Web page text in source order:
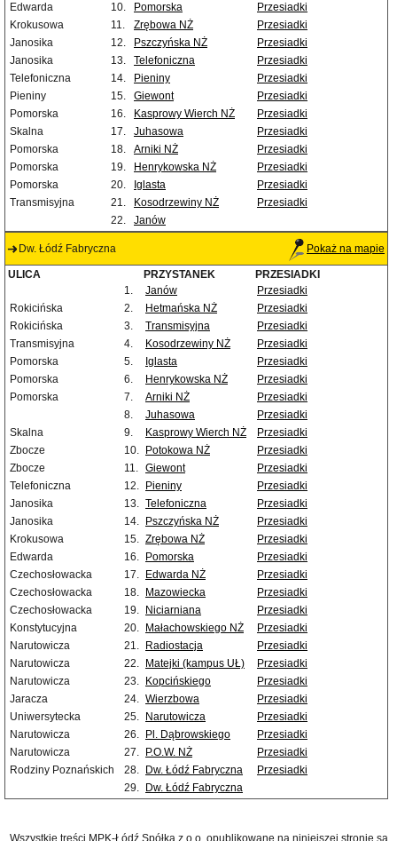
Edwarda
10. Pomorska
Przesiadki
Krokusowa
11. Zrębowa NŻ
Przesiadki
Janosika
12. Pszczyńska NŻ
Przesiadki
Janosika
13. Telefoniczna
Przesiadki
Telefoniczna
14. Pieniny
Przesiadki
Pieniny
15. Giewont
Przesiadki
Pomorska
16. Kasprowy Wierch NŻ
Przesiadki
Skalna
17. Juhasowa
Przesiadki
Pomorska
18. Arniki NŻ
Przesiadki
Pomorska
19. Henrykowska NŻ
Przesiadki
Pomorska
20. Iglasta
Przesiadki
Transmisyjna
21. Kosodrzewiny NŻ
Przesiadki
22.
Janów
Dw. Łódź Fabryczna Pokaż na mapie
ULICA PRZYSTANEK
PRZESIADKI
1.
Janów
Przesiadki
Rokicińska
2. Hetmańska NŻ
Przesiadki
Rokicińska
3. Transmisyjna
Przesiadki
Transmisyjna
4. Kosodrzewiny NŻ
Przesiadki
Pomorska
5. Iglasta
Przesiadki
Pomorska
6. Henrykowska NŻ
Przesiadki
Pomorska
7. Arniki NŻ
Przesiadki
8.
Juhasowa
Przesiadki
Skalna
9. Kasprowy Wierch NŻ
Przesiadki
Zbocze
10. Potokowa NŻ
Przesiadki
Zbocze
11. Giewont
Przesiadki
Telefoniczna
12. Pieniny
Przesiadki
Janosika
13. Telefoniczna
Przesiadki
Janosika
14. Pszczyńska NŻ
Przesiadki
Krokusowa
15. Zrębowa NŻ
Przesiadki
Edwarda
16. Pomorska
Przesiadki
Czechosłowacka
17. Edwarda NŻ
Przesiadki
Czechosłowacka
18. Mazowiecka
Przesiadki
Czechosłowacka
19. Niciarniana
Przesiadki
Konstytucyjna
20. Małachowskiego NŻ
Przesiadki
Narutowicza
21. Radiostacja
Przesiadki
Narutowicza
22. Matejki (kampus UŁ)
Przesiadki
Narutowicza
23. Kopcińskiego
Przesiadki
Jaracza
24. Wierzbowa
Przesiadki
Uniwersytecka
25. Narutowicza
Przesiadki
Narutowicza
26. Pl. Dąbrowskiego
Przesiadki
Narutowicza
27. P.O.W. NŻ
Przesiadki
Rodziny Poznańskich
28. Dw. Łódź Fabryczna
Przesiadki
29.
Dw. Łódź Fabryczna
Wszystkie treści MPK-Łódź Spółka z o.o. opublikowane na niniejszej stronie są